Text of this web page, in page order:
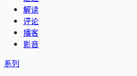
解读
评论
播客
影音
系列